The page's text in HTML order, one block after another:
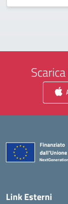
Link Esterni